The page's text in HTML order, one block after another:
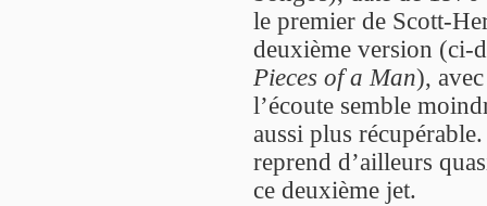
le premier de Scott-
deuxième version (ci-
Pieces of a Man),
l’écoute semble
aussi plus
reprend d’ailleurs
ce deuxième jet.